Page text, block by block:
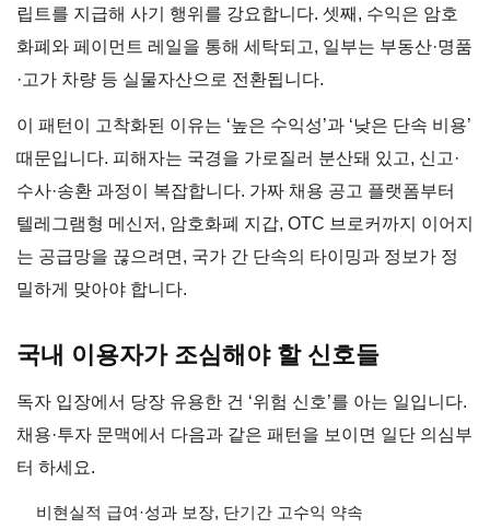
립트를 지급해 사기 행위를 강요합니다. 셋째, 수익은 암호
화폐와 페이먼트 레일을 통해 세탁되고, 일부는 부동산·명품
·고가 차량 등 실물자산으로 전환됩니다.
이 패턴이 고착화된 이유는 ‘높은 수익성’과 ‘낮은 단속 비용’
때문입니다. 피해자는 국경을 가로질러 분산돼 있고, 신고·
수사·송환 과정이 복잡합니다. 가짜 채용 공고 플랫폼부터
텔레그램형 메신저, 암호화폐 지갑, OTC 브로커까지 이어지
는 공급망을 끊으려면, 국가 간 단속의 타이밍과 정보가 정
밀하게 맞아야 합니다.
국내 이용자가 조심해야 할 신호들
독자 입장에서 당장 유용한 건 ‘위험 신호’를 아는 일입니다.
채용·투자 문맥에서 다음과 같은 패턴을 보이면 일단 의심부
터 하세요.
비현실적 급여·성과 보장, 단기간 고수익 약속